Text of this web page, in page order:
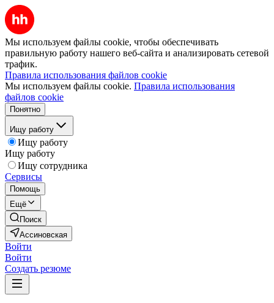
Мы используем файлы cookie, чтобы обеспечивать
правильную работу нашего веб-сайта и анализировать сетевой
трафик.
Правила использования файлов cookie
Мы используем файлы cookie. Правила использования
файлов cookie
Понятно
Ищу работу
Ищу работу
Ищу работу
Ищу сотрудника
Сервисы
Помощь
Ещё
Поиск
Ассиновская
Войти
Войти
Создать резюме